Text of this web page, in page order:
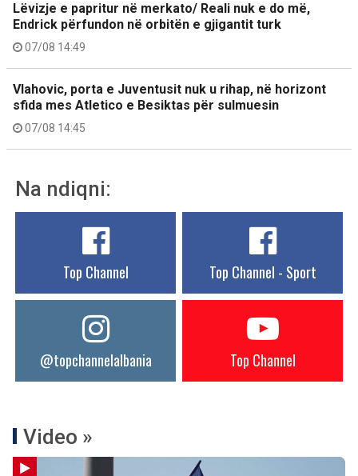
Lëvizje e papritur në merkato/ Reali nuk e do më,
Endrick përfundon në orbitën e gjigantit turk
07/08 14:49
Vlahovic, porta e Juventusit nuk u rihap, në horizont
sfida mes Atletico e Besiktas për sulmuesin
07/08 14:45
Na ndiqni:
Top Channel Top Channel - Sport
@topchannelalbania Top Channel
Video »